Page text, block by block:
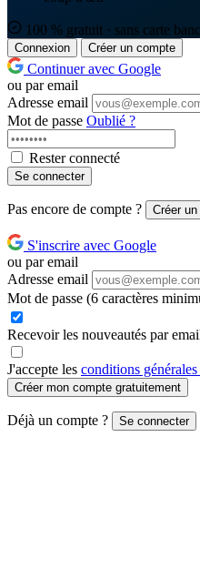
100 % gratuit · sans carte
Connexion Créer un compte
Continuer avec Google
ou par email
Adresse email
Mot de passe Oublié ?
Rester connecté
Se connecter
Pas encore de compte ? Créer
S'inscrire avec Google
ou par email
Adresse email
Mot de passe (6 caractères
Recevoir les nouveautés par
J'accepte les conditions
Créer mon compte gratuitement
Déjà un compte ? Se connecter